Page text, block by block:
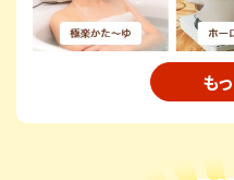
も